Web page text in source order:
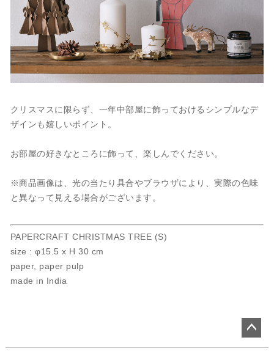
クリスマスに限らず、一年中部屋に飾っておけるシンプルなデ
ザインも嬉しいポイント。
お部屋の好きなところに飾って、楽しんでください。
※商品画像は、光の当たり具合やブラウザにより、実際の色味
と異なって見える場合がございます。
PAPERCRAFT CHRISTMAS TREE (S)
size : φ15.5 x H 30 cm
paper, paper pulp
made in India